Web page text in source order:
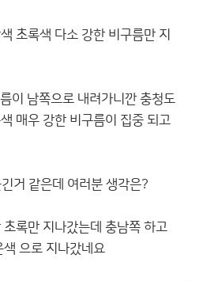
초록색 다소 강한 비구름만 지
이 남쪽으로 내려가니깐 충청도
매우 강한 비구름이 집중 되고
거 같은데 여러분 생각은?
록만 지나갔는데 충남쪽 하고
으로 지나갔네요